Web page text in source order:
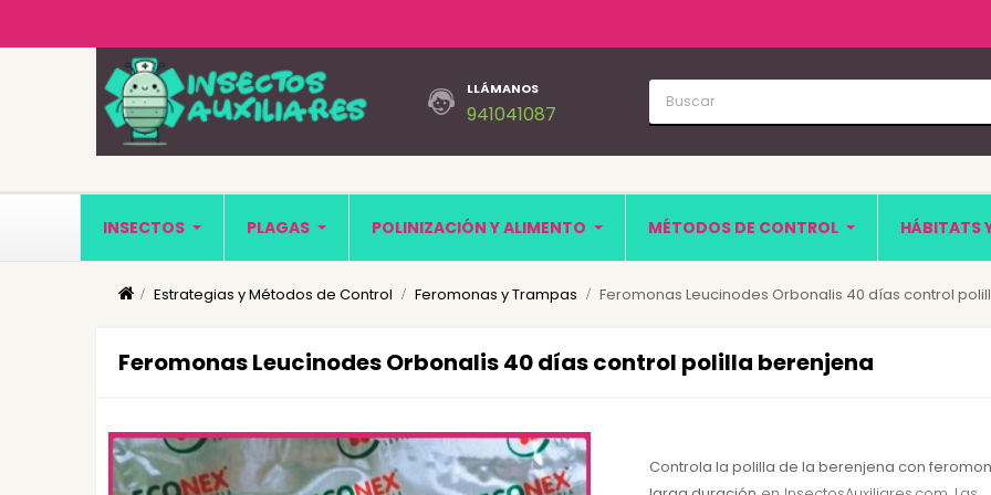
LLÁMANOS
941041087
INSECTOS PLAGAS POLINIZACIÓN Y ALIMENTO MÉTODOS DE CONTROL HÁBITATS
Estrategias y Métodos de Control Feromonas y Trampas Feromonas Leucinodes Orbonalis 40 días control
Feromonas Leucinodes Orbonalis 40 días control polilla berenjena
Controla la polilla de la berenjena con